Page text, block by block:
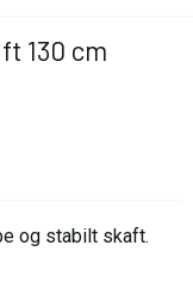
130 cm
og stabilt skaft.